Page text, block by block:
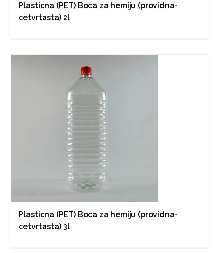
Plasticna (PET) Boca za hemiju (providna-
cetvrtasta) 2l
Plasticna (PET) Boca za hemiju (providna-
cetvrtasta) 3l